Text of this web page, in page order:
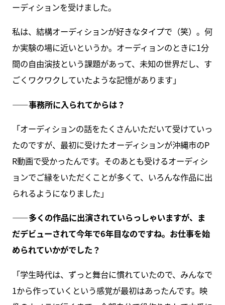
ーディションを受けました。
私は、結構オーディションが好きなタイプで（笑）。何
か実験の場に近いというか。オーディョンのときに1分
間の自由演技という課題があって、未知の世界だし、す
ごくワクワクしていたような記憶があります」
――事務所に入られてからは？
「オーディションの話をたくさんいただいて受けていっ
たのですが、最初に受けたオーディションが沖縄市のP
R動画で受かったんです。そのあとも受けるオーディシ
ョンでご縁をいただくことが多くて、いろんな作品に出
られるようになりました」
――多くの作品に出演されていらっしゃいますが、ま
だデビューされて今年で6年目なのですね。お仕事を始
められていかがでした？
「学生時代は、ずっと舞台に慣れていたので、みんなで
1から作っていくという感覚が最初はあったんです。映